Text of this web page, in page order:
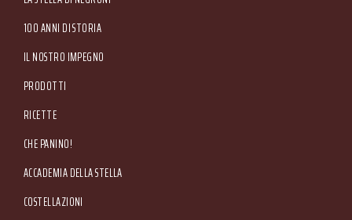
Tel. +39 045.80.97.511 - Fax +39 045.55.15.89
100 ANNI DI STORIA
IL NOSTRO IMPEGNO
PRODOTTI
RICETTE
CHE PANINO!
ACCADEMIA DELLA STELLA
COSTELLAZIONI